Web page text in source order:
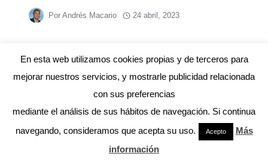
Por Andrés Macario 24 abril, 2023
© 2026 ANDRÉS MACARIO
En esta web utilizamos cookies propias y de terceros para
mejorar nuestros servicios, y mostrarle publicidad relacionada
con sus preferencias
mediante el análisis de sus hábitos de navegación. Si continua
navegando, consideramos que acepta su uso.
Acepto
Más
información